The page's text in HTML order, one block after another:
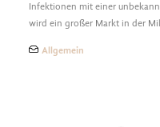
Infektionen mit einer
wird ein großer Markt in der
Allgemein